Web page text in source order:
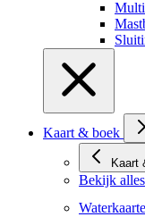
Kaart & boek
Kaart
Bekijk alles